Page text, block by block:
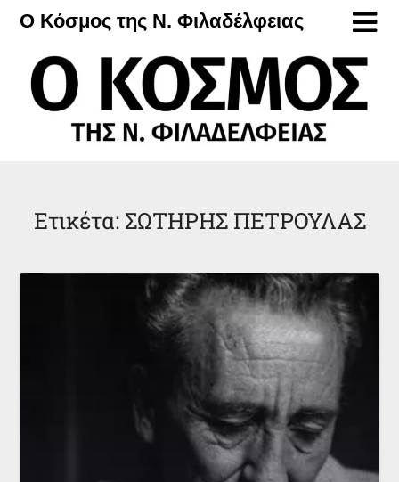
Μετάβαση
περιεχόμενο
Ο Κόσμος της Ν. Φιλαδέλφειας
Ετικέτα: ΣΩΤΗΡΗΣ ΠΕΤΡΟΥΛΑΣ